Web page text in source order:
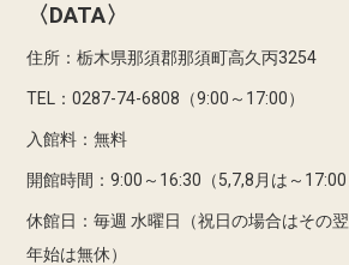
〈DATA〉
住所：栃木県那須郡那須町高久丙3254
TEL：0287-74-6808（9:00～17:00）
入館料：無料
開館時間：9:00～16:30（5,7,8月は～17:00
休館日：毎週 水曜日（祝日の場合はその
年始は無休）